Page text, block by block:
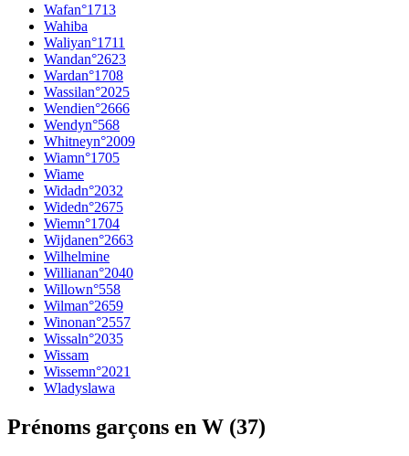
Wafan°1713
Wahiba
Waliyan°1711
Wandan°2623
Wardan°1708
Wassilan°2025
Wendien°2666
Wendyn°568
Whitneyn°2009
Wiamn°1705
Wiame
Widadn°2032
Widedn°2675
Wiemn°1704
Wijdanen°2663
Wilhelmine
Willianan°2040
Willown°558
Wilman°2659
Winonan°2557
Wissaln°2035
Wissam
Wissemn°2021
Wladyslawa
Prénoms garçons en W (37)